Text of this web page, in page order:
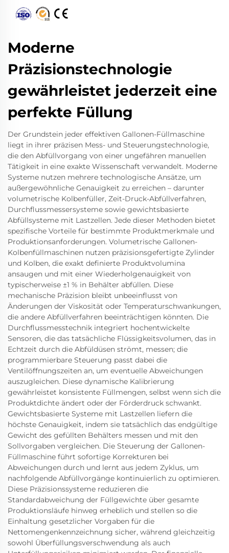
Moderne
Präzisionstechnologie
gewährleistet jederzeit eine
perfekte Füllung
Der Grundstein jeder effektiven Gallonen-Füllmaschine
liegt in ihrer präzisen Mess- und Steuerungstechnologie,
die den Abfüllvorgang von einer ungefähren manuellen
Tätigkeit in eine exakte Wissenschaft verwandelt. Moderne
Systeme nutzen mehrere technologische Ansätze, um
außergewöhnliche Genauigkeit zu erreichen – darunter
volumetrische Kolbenfüller, Zeit-Druck-Abfüllverfahren,
Durchflussmessersysteme sowie gewichtsbasierte
Abfüllsysteme mit Lastzellen. Jede dieser Methoden bietet
spezifische Vorteile für bestimmte Produktmerkmale und
Produktionsanforderungen. Volumetrische Gallonen-
Kolbenfüllmaschinen nutzen präzisionsgefertigte Zylinder
und Kolben, die exakt definierte Produktvolumina
ansaugen und mit einer Wiederholgenauigkeit von
typischerweise ±1 % in Behälter abfüllen. Diese
mechanische Präzision bleibt unbeeinflusst von
Änderungen der Viskosität oder Temperaturschwankungen,
die andere Abfüllverfahren beeinträchtigen könnten. Die
Durchflussmesstechnik integriert hochentwickelte
Sensoren, die das tatsächliche Flüssigkeitsvolumen, das in
Echtzeit durch die Abfüldüsen strömt, messen; die
programmierbare Steuerung passt dabei die
Ventilöffnungszeiten an, um eventuelle Abweichungen
auszugleichen. Diese dynamische Kalibrierung
gewährleistet konsistente Füllmengen, selbst wenn sich die
Produktdichte ändert oder der Förderdruck schwankt.
Gewichtsbasierte Systeme mit Lastzellen liefern die
höchste Genauigkeit, indem sie tatsächlich das endgültige
Gewicht des gefüllten Behälters messen und mit den
Sollvorgaben vergleichen. Die Steuerung der Gallonen-
Füllmaschine führt sofortige Korrekturen bei
Abweichungen durch und lernt aus jedem Zyklus, um
nachfolgende Abfüllvorgänge kontinuierlich zu optimieren.
Diese Präzisionssysteme reduzieren die
Standardabweichung der Füllgewichte über gesamte
Produktionsläufe hinweg erheblich und stellen so die
Einhaltung gesetzlicher Vorgaben für die
Nettomengenkennzeichnung sicher, während gleichzeitig
sowohl Überfüllungsverschwendung als auch